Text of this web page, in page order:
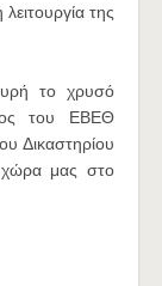
της
το χρυσό
του ΕΒΕΘ
Δικαστηρίου
μας στο